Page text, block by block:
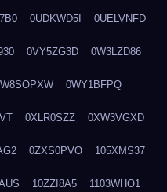
0UDKWD5I 0UELVNFD
0VY5ZG3D 0W3LZD86
0WY1BFPQ
0XLR0SZZ 0XW3VGXD
0ZXS0PVO 105XMS37
10ZZI8A5 1103WHO1